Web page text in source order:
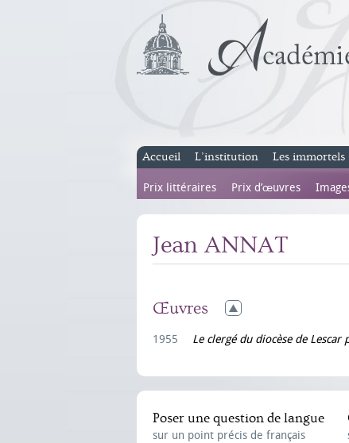
Accueil L’institution Les immortels
Prix littéraires Prix d’œuvres
Jean ANNAT
Œuvres
1955 Le clergé du diocèse de
Poser une question de langue
sur un point précis de français